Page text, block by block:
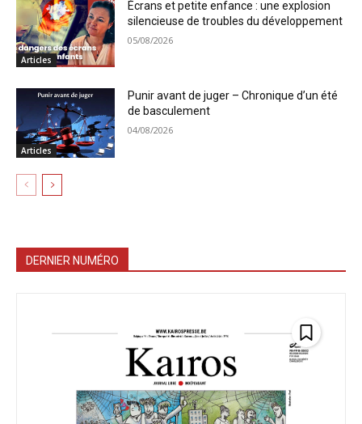
Articles
Écrans et petite enfance : une explosion
silencieuse de troubles du développement
05/08/2026
Articles
Punir avant de juger – Chronique d’un été
de basculement
04/08/2026
DERNIER NUMÉRO